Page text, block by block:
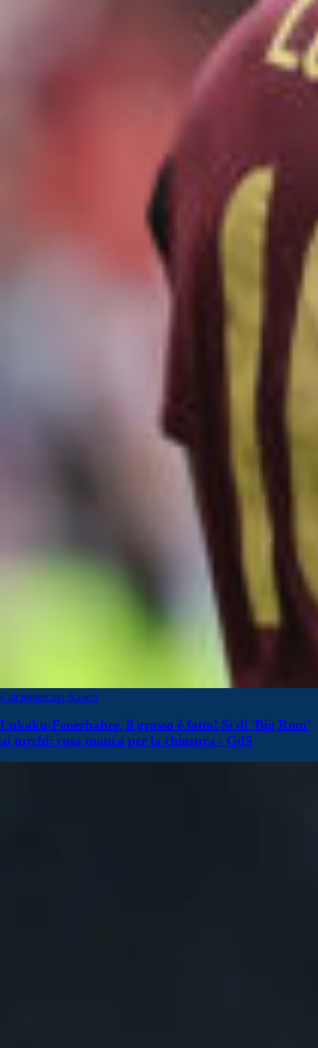
Calciomercato Napoli
Lukaku-Fenerbahce, il grosso è fatto! Sì di 'Big Rom'
ai turchi: cosa manca per la chiusura - GdS